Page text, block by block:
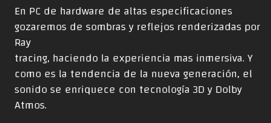
En PC de hardware de altas especificaciones
gozaremos de sombras y reflejos renderizadas por
Ray
tracing, haciendo la experiencia mas inmersiva. Y
como es la tendencia de la nueva generación, el
sonido se enriquece con tecnología 3D y Dolby
Atmos.